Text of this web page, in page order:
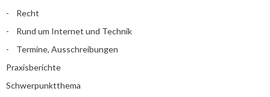
Recht
Rund um Internet und Technik
Termine, Ausschreibungen
Praxisberichte
Schwerpunktthema